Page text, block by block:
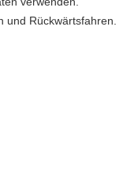
Rückwärtsfahren.